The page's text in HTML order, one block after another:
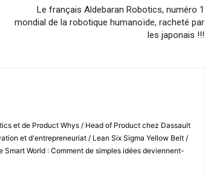
Le français Aldebaran Robotics, numéro 1
mondial de la robotique humanoïde, racheté par
les japonais !!!
et de Product Whys / Head of Product chez Dassault
et d'entrepreneuriat / Lean Six Sigma Yellow Belt /
World : Comment de simples idées deviennent-